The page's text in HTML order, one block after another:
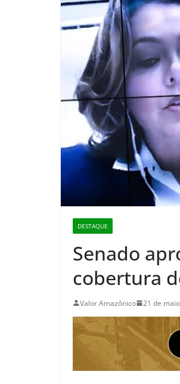
DESTAQUE
Senado
cobertura
Valor Amazônico 21 de